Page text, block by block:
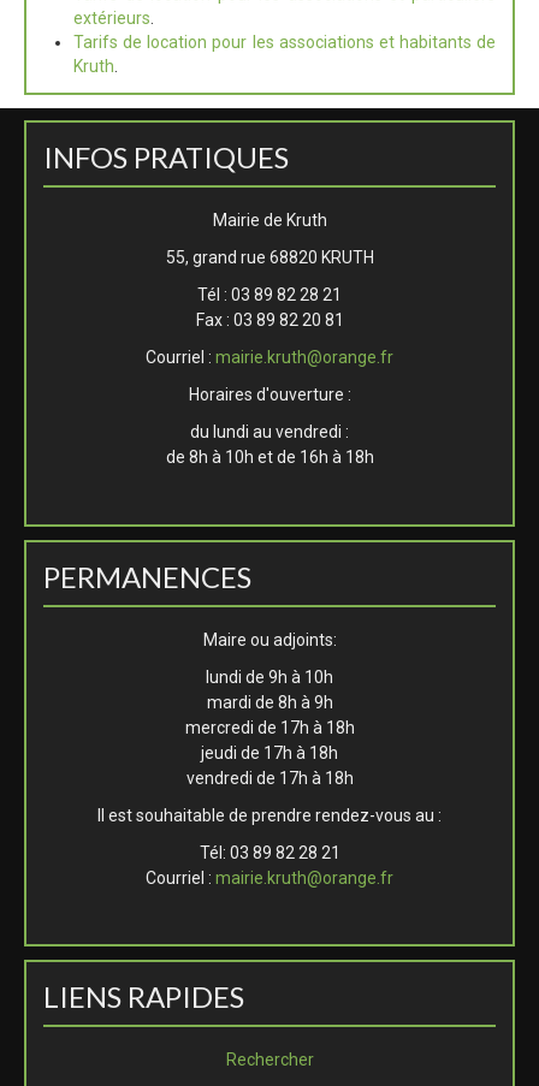
extérieurs
Tarifs de location pour les associations et habitants de
Kruth
INFOS PRATIQUES
Mairie de Kruth
55, grand rue 68820 KRUTH
Tél : 03 89 82 28 21
Fax : 03 89 82 20 81
Courriel : mairie.kruth@orange.fr
Horaires d'ouverture :
du lundi au vendredi :
de 8h à 10h et de 16h à 18h
PERMANENCES
Maire ou adjoints:
lundi de 9h à 10h
mardi de 8h à 9h
mercredi de 17h à 18h
jeudi de 17h à 18h
vendredi de 17h à 18h
Il est souhaitable de prendre rendez-vous au :
Tél: 03 89 82 28 21
Courriel : mairie.kruth@orange.fr
LIENS RAPIDES
Rechercher